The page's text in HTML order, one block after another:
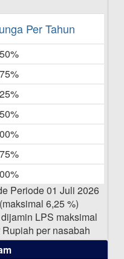
TAMASHA
Berkelanjutan
TAMASHA
Baru Perusahaan
Per Tahun
Periode 01 Juli 2026
6,25 %)
LPS maksimal
per nasabah